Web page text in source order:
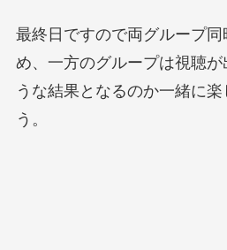
最終日ですので両グループ
め、一方のグループは視聴が
うな結果となるのか一緒に楽
う。